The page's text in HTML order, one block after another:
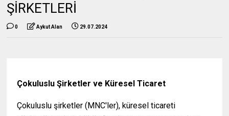
ŞİRKETLERİ
0 Aykut Alan 29.07.2024
Çokuluslu Şirketler ve Küresel Ticaret
Çokuluslu şirketler (MNC'ler), küresel ticareti